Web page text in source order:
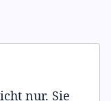
nur. Sie